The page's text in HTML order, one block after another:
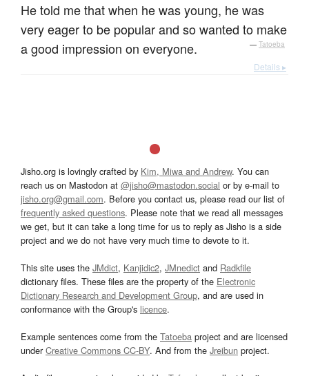
He told me that when he was young, he was
very eager to be popular and so wanted to make
a good impression on everyone.
— Tatoeba
Details ▸
Jisho.org is lovingly crafted by Kim, Miwa and Andrew. You can
reach us on Mastodon at @jisho@mastodon.social or by e-mail to
jisho.org@gmail.com. Before you contact us, please read our list of
frequently asked questions. Please note that we read all messages
we get, but it can take a long time for us to reply as Jisho is a side
project and we do not have very much time to devote to it.
This site uses the JMdict, Kanjidic2, JMnedict and Radkfile
dictionary files. These files are the property of the Electronic
Dictionary Research and Development Group, and are used in
conformance with the Group's licence.
Example sentences come from the Tatoeba project and are licensed
underCreative Commons CC-BY. And from the Jreibun project.